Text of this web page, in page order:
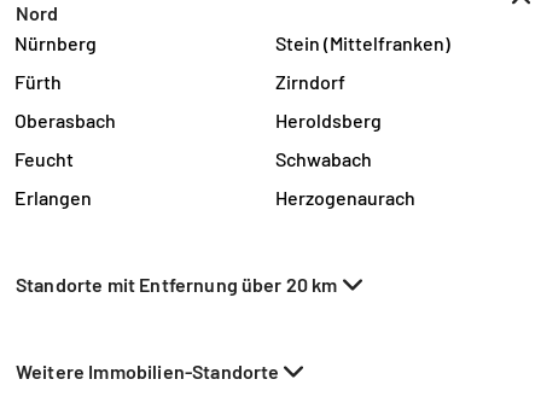
Nord
Nürnberg
Stein (Mittelfranken)
Fürth
Zirndorf
Oberasbach
Heroldsberg
Feucht
Schwabach
Erlangen
Herzogenaurach
Standorte mit Entfernung über 20 km
Weitere Immobilien-Standorte